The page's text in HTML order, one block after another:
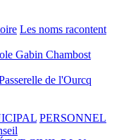
Les noms racontent
Gabin Chambost
de l'Ourcq
PERSONNEL